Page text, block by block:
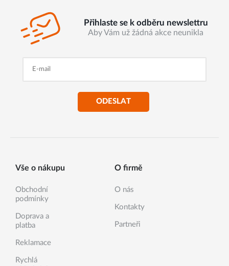
Přihlaste se k odběru newslettru
Aby Vám už žádná akce neunikla
ODESLAT
Vše o nákupu
Obchodní
podmínky
Doprava a
platba
Reklamace
Rychlá
O firmě
O nás
Kontakty
Partneři